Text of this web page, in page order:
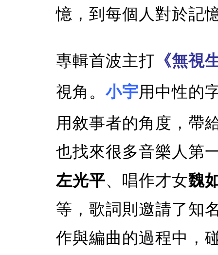
憶，到每個人對於記
專輯首波主打 《無視
視角。 小宇用中性的
用敘事者的角度，帶
也找來很多音樂人第
左光平、唱作才女魏
等，歌詞則邀請了知
作與編曲的過程中，